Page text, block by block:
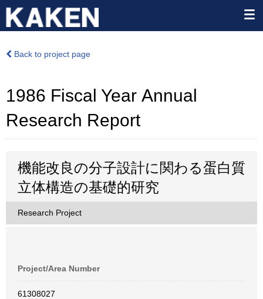
Back to project page
1986 Fiscal Year Annual
Research Report
機能改良の分子設計に関わる蛋白質
立体構造の基礎的研究
Research Project
Project/Area Number
61308027